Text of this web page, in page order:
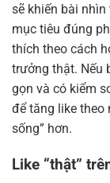
sẽ khiến bài nhìn
mục tiêu đúng
thích theo cách
trưởng thật. Nếu
gọn và có kiểm
để tăng like theo
sống” hơn.
Like “thật”